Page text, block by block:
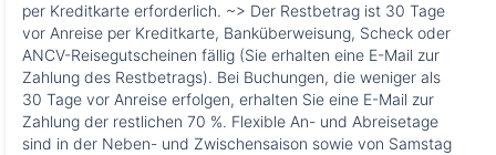
per Kreditkarte erforderlich. ~> Der Restbetrag ist 30 Tage
vor Anreise per Kreditkarte, Banküberweisung, Scheck oder
ANCV-Reisegutscheinen fällig (Sie erhalten eine E-Mail zur
Zahlung des Restbetrags). Bei Buchungen, die weniger als
30 Tage vor Anreise erfolgen, erhalten Sie eine E-Mail zur
Zahlung der restlichen 70 %. Flexible An- und Abreisetage
sind in der Neben- und Zwischensaison sowie von Samstag